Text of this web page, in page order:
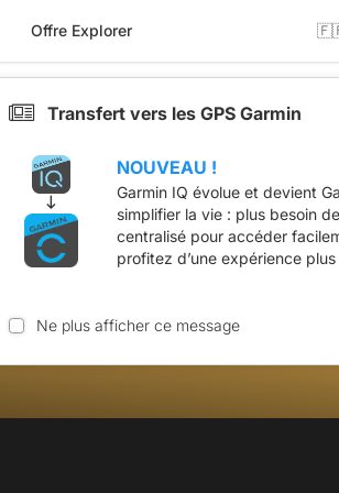
Offre Explorer
Transfert vers les GPS Garmin
NOUVEAU !
Garmin IQ évolue et devient
simplifier la vie : plus besoin
centralisé pour accéder
profitez d’une expérience
Ne plus afficher ce message